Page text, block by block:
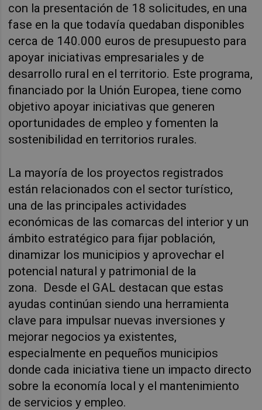
con la presentación de 18 solicitudes, en una
fase en la que todavía quedaban disponibles
cerca de 140.000 euros de presupuesto para
apoyar iniciativas empresariales y de
desarrollo rural en el territorio. Este programa,
financiado por la Unión Europea, tiene como
objetivo apoyar iniciativas que generen
oportunidades de empleo y fomenten la
sostenibilidad en territorios rurales.
La mayoría de los proyectos registrados
están relacionados con el sector turístico,
una de las principales actividades
económicas de las comarcas del interior y un
ámbito estratégico para fijar población,
dinamizar los municipios y aprovechar el
potencial natural y patrimonial de la
zona. Desde el GAL destacan que estas
ayudas continúan siendo una herramienta
clave para impulsar nuevas inversiones y
mejorar negocios ya existentes,
especialmente en pequeños municipios
donde cada iniciativa tiene un impacto directo
sobre la economía local y el mantenimiento
de servicios y empleo.